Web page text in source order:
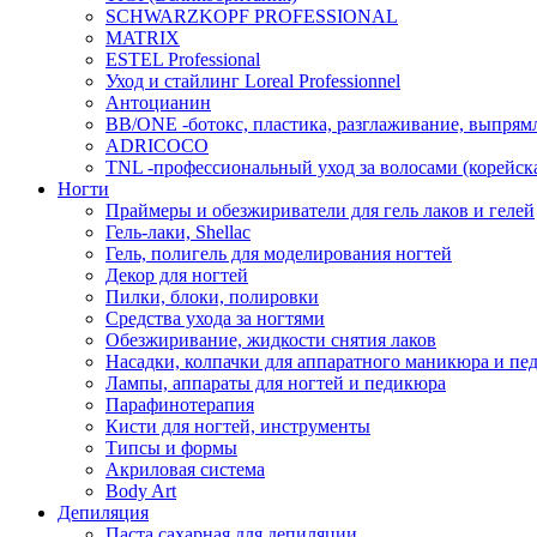
SCHWARZKOPF PROFESSIONAL
MATRIX
ESTEL Professional
Уход и стайлинг Loreal Professionnel
Антоцианин
BB/ONE -ботокс, пластика, разглаживание,
ADRICOCO
TNL -профессиональный уход за волосами
Ногти
Праймеры и обезжириватели для гель лаков и гелей
Гель-лаки, Shellac
Гель, полигель для моделирования ногтей
Декор для ногтей
Пилки, блоки, полировки
Средства ухода за ногтями
Обезжиривание, жидкости снятия лаков
Насадки, колпачки для аппаратного маникюра и
Лампы, аппараты для ногтей и педикюра
Парафинотерапия
Кисти для ногтей, инструменты
Типсы и формы
Акриловая система
Body Art
Депиляция